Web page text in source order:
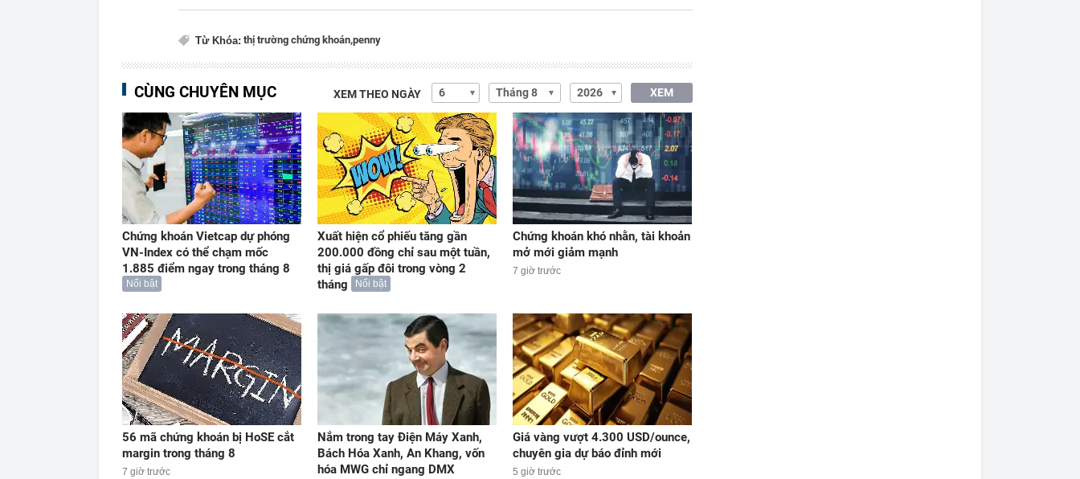
Từ Khóa: thị trường chứng khoán,penny
CÙNG CHUYÊN MỤC XEM THEO NGÀY XEM
Chứng khoán Vietcap dự phóng
VN-Index có thể chạm mốc
1.885 điểm ngay trong tháng 8
Nổi bật
Xuất hiện cổ phiếu tăng gần
200.000 đồng chỉ sau một tuần,
thị giá gấp đôi trong vòng 2
tháng
Nổi bật
Chứng khoán khó nhằn, tài khoản
mở mới giảm mạnh
7 giờ trước
56 mã chứng khoán bị HoSE cắt
margin trong tháng 8
7 giờ trước
Nắm trong tay Điện Máy Xanh,
Bách Hóa Xanh, An Khang, vốn
hóa MWG chỉ ngang DMX
Giá vàng vượt 4.300 USD/ounce,
chuyên gia dự báo đỉnh mới
5 giờ trước